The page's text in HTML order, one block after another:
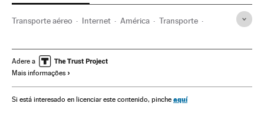
Transporte aéreo Internet América Transporte
Canadá Aviões Humor
Fenômenos Internet
Adere a
Mais informações
Si está interesado en licenciar este contenido, pinche aquí